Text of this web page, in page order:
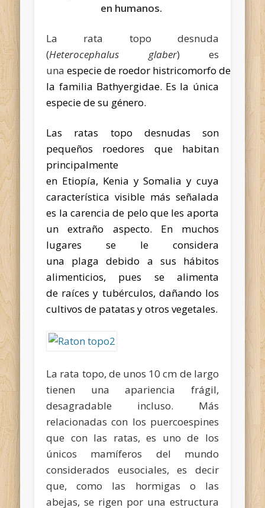
en humanos.
La rata topo desnuda
(Heterocephalus glaber) es
unaespeciede roedor histricomorfo de
la familia Bathyergidae. Es la única
especie de su género.
Las ratas topo desnudas son
pequeños roedores que habitan
principalmente
en Etiopía, Kenia ySomalia y cuya
característica visible más señalada
es la carencia de pelo que les aporta
un extraño aspecto. En muchos
lugares se le considera
una plaga debido a sus hábitos
alimenticios, pues se alimenta
de raíces y tubérculos, dañando los
cultivos de patatas y otrosvegetales.
La rata topo, de unos 10 cm de largo
tienen una apariencia frágil,
desagradable incluso. Más
relacionadas con los puercoespines
que con las ratas, es uno de los
únicos mamíferos del mundo
considerados eusociales, es decir
que, como las hormigas o las
abejas, se rigen por una estructura